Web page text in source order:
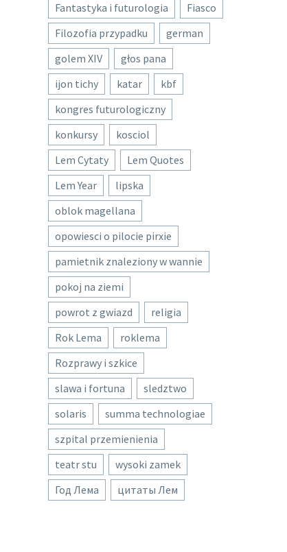
Fantastyka i futurologia
Fiasco
Filozofia przypadku
german
golem XIV
głos pana
ijon tichy
katar
kbf
kongres futurologiczny
konkursy
kosciol
Lem Cytaty
Lem Quotes
Lem Year
lipska
oblok magellana
opowiesci o pilocie pirxie
pamietnik znaleziony w wannie
pokoj na ziemi
powrot z gwiazd
religia
Rok Lema
roklema
Rozprawy i szkice
slawa i fortuna
sledztwo
solaris
summa technologiae
szpital przemienienia
teatr stu
wysoki zamek
Год Лема
цитаты Лем